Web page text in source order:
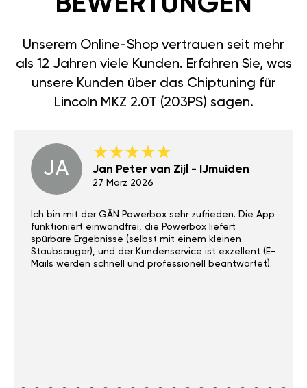
Unserem Online-Shop
vertrauen seit mehr als 12
Jahren viele Kunden. Erfahren
Sie, was unsere Kunden über
JA
27 März 2026
Ich bin mit der GÄN Powerbox sehr zufrieden. Die App
funktioniert einwandfrei, die Powerbox liefert
spürbare Ergebnisse (selbst mit einem kleinen